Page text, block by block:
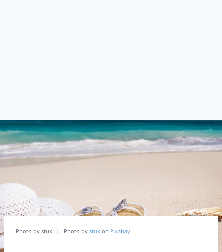
Photo by stux | Photo by stux on Pixabay